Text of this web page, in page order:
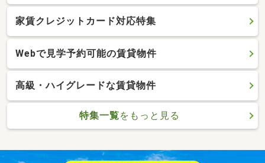
家賃クレジットカード対応特集
Webで見学予約可能の賃貸物件
高級・ハイグレードな賃貸物件
特集一覧をもっと見る